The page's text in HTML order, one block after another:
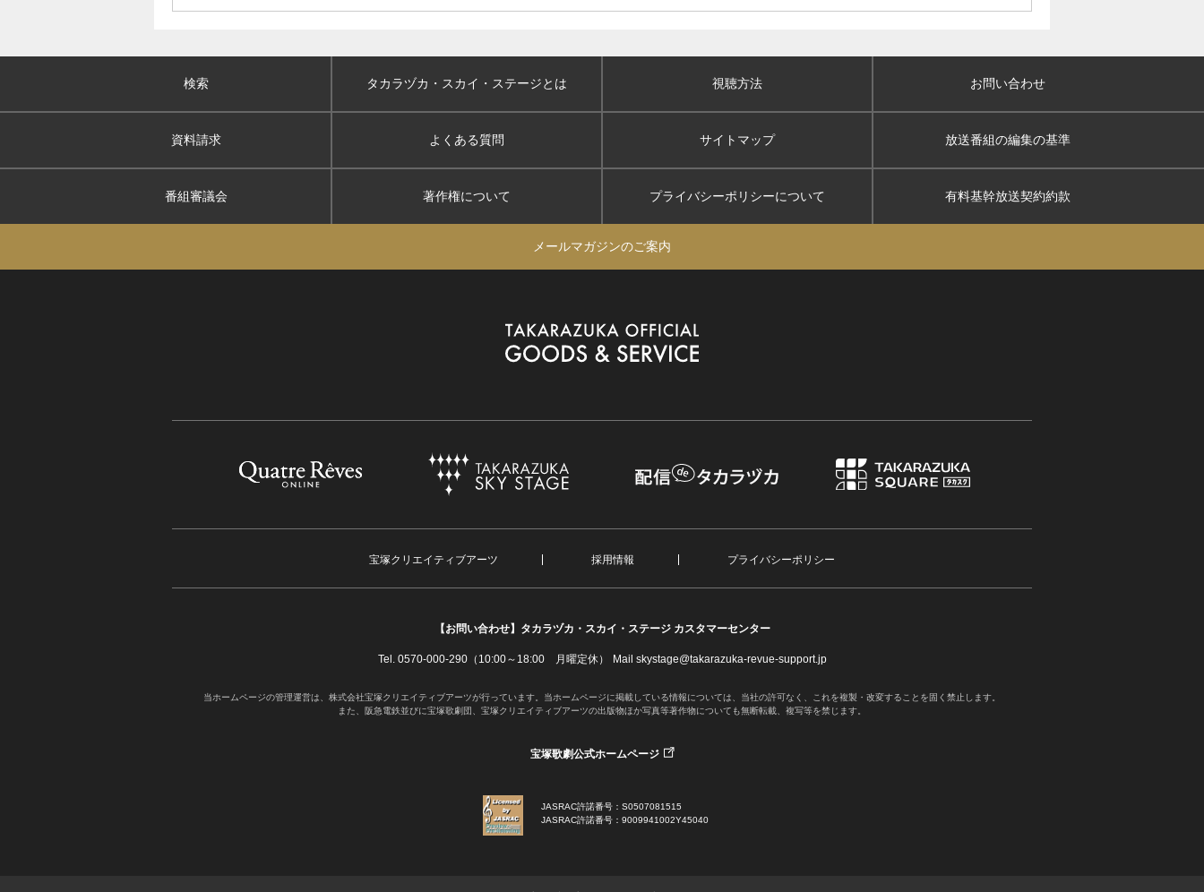
検索 タカラヅカ・スカイ ・ステージとは 視聴方法 お問い合わせ
資料請求 よくある質問 サイトマップ 放送番組の編集の基準
番組審議会 著作権について プライバシーポリシーについて 有料基幹放送契約約款
メールマガジンのご案内
宝塚クリエイティブアーツ 採用情報 プライバシーポリシー
【お問い合わせ】 タカラヅカ・スカイ・ステージ カスタマーセンター
Tel. 0570-000-290（10:00～18:00 月曜定休） Mail skystage@takarazuka-revue-support.jp
当ホームページの管理運営は、株式会社宝塚クリエイティブアーツが行っています。当ホームページに掲載している情報については、当社の許可なく、これを複製・改変することを固く禁止します。
また、阪急電鉄並びに宝塚歌劇団、宝塚クリエイティブアーツの出版物ほか写真等著作物についても無断転載、複写等を禁じます。
宝塚歌劇公式ホームページ
JASRAC許諾番号：S0507081515
JASRAC許諾番号：9009941002Y45040